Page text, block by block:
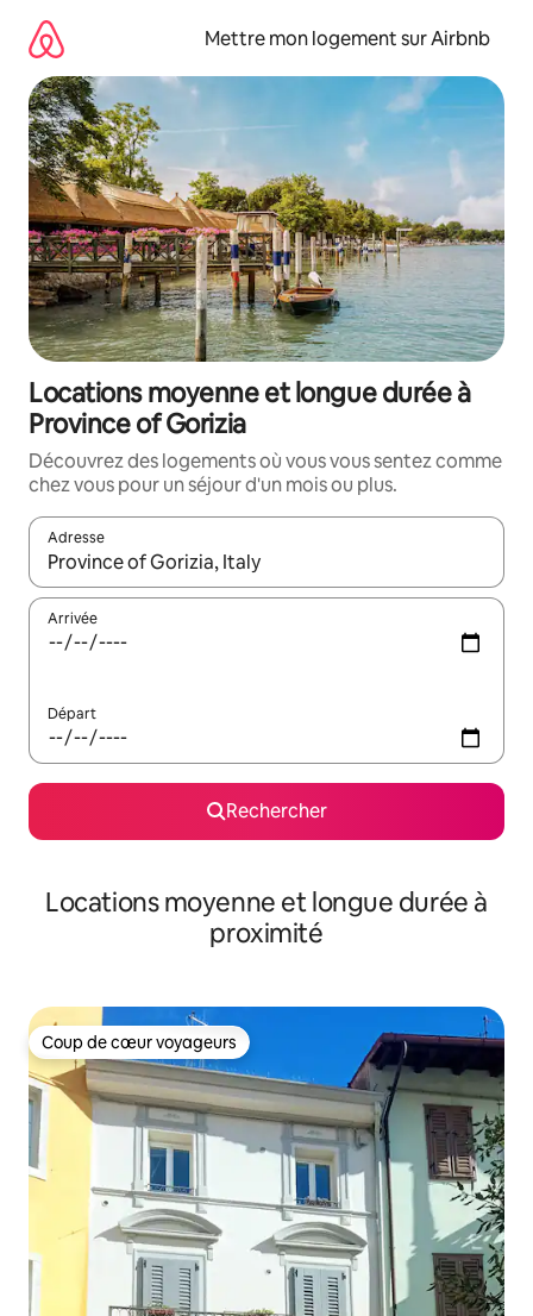
directement
contenu
Mettre mon logement sur Airbnb
Locations moyenne et longue durée à
Province of Gorizia
Découvrez des logements où vous vous sentez comme
chez vous pour un séjour d'un mois ou plus.
Adresse
Lorsque les résultats s'affichent, utilisez les flèches vers le
Arrivée
Départ
Rechercher
Locations moyenne et longue durée à
proximité
Coup de cœur voyageurs
Coup de cœur voyageurs